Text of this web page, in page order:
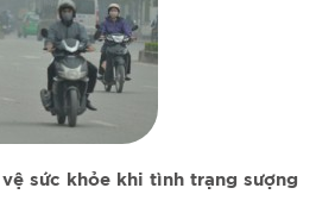
sức khỏe khi tình trạng sượng